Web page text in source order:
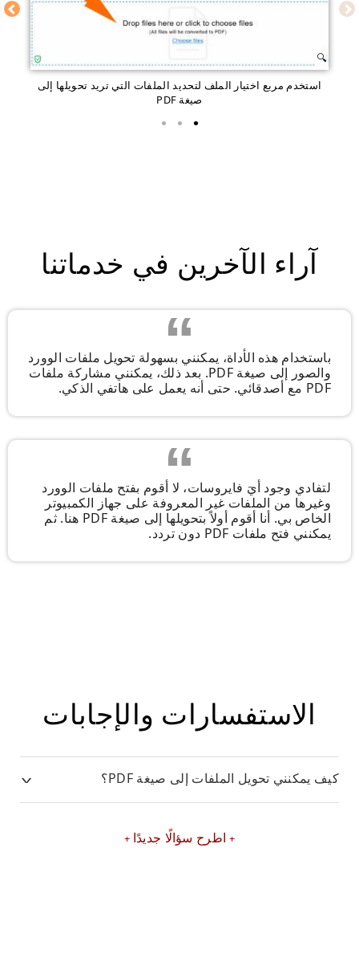
استخدم مربع اختيار الملف لتحديد الملفات التي تريد تحويلها إلى
صيغة PDF
آراء الآخرين في خدماتنا
باستخدام هذه الأداة، يمكنني بسهولة تحويل ملفات الوورد
والصور إلى صيغة PDF. بعد ذلك، يمكنني مشاركة ملفات
PDF مع أصدقائي. حتى أنه يعمل على هاتفي الذكي.
لتفادي وجود أيَ فايروسات، لا أقوم بفتح ملفات الوورد
وغيرها من الملفات غير المعروفة على جهاز الكمبيوتر
الخاص بي. أنا أقوم أولاً بتحويلها إلى صيغة PDF هنا. ثم
يمكنني فتح ملفات PDF دون تردد.
الاستفسارات والإجابات
كيف يمكنني تحويل الملفات إلى صيغة PDF؟
اطرح سؤالًا جديدًا